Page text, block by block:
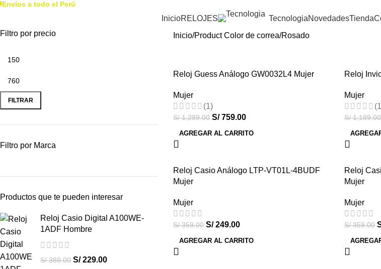
Envíos a todo el Perú
InicioRELOJES TecnologiaNovedadesTienda
Filtro por precio
FILTRAR
Filtro por Marca
Productos que te pueden interesar
Reloj Casio Digital A100WE-
1ADF Hombre
S/389.00 S/229.00
Inicio Product Color de correa Rosado
-41%
HOT
Reloj Guess Análogo GW0032L4 Mujer
Mujer
(1)
S/1,289.00 S/759.00
AGREGAR AL CARRITO
-56%
HOT
Reloj
Mujer
S/1,189.00
-31%
Reloj Casio Análogo LTP-VT01L-4BUDF
Mujer
Mujer
S/359.00 S/249.00
AGREGAR AL CARRITO
-25%
Reloj
Mujer
Mujer
S/359.00